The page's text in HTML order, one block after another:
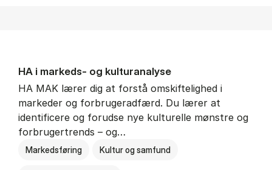
HA i mar­keds- og kul­tu­r­a­na­ly­se
HA MAK lærer dig at forstå omskiftelighed i
markeder og forbrugeradfærd. Du lærer at
identificere og forudse nye kulturelle mønstre og
forbrugertrends – og…
Markedsføring Kultur og samfund